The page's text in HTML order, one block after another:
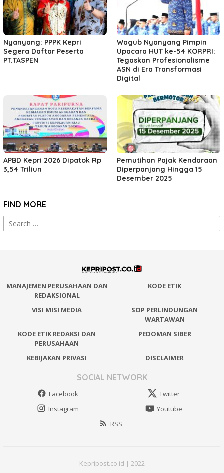
Nyanyang: PPPK Kepri
Segera Daftar Peserta
PT.TASPEN
Wagub Nyanyang Pimpin
Upacara HUT ke-54 KORPRI:
Tegaskan Profesionalisme
ASN di Era Transformasi
Digital
APBD Kepri 2026 Dipatok Rp
3,54 Triliun
Pemutihan Pajak Kendaraan
Diperpanjang Hingga 15
Desember 2025
FIND MORE
Search
for:
MANAJEMEN PERUSAHAAN DAN
REDAKSIONAL
KODE ETIK
VISI MISI MEDIA
SOP PERLINDUNGAN
WARTAWAN
KODE ETIK REDAKSI DAN
PERUSAHAAN
PEDOMAN SIBER
KEBIJAKAN PRIVASI DISCLAIMER
SOCIAL NETWORK
Facebook
Twitter
Instagram
Youtube
RSS
Kepripost.co.id | 2022